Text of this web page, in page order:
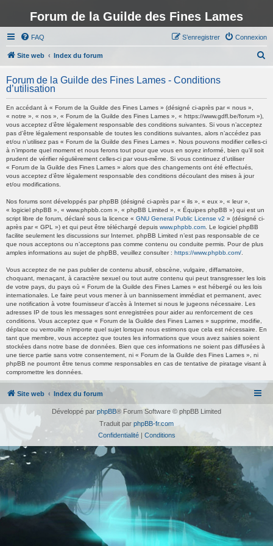
Forum de la Guilde des Fines Lames
FAQ Connexion
S’enregistrer
Site web Index du forum
h
c
Forum de la Guilde des Fines Lames - Conditions
d’utilisation
En accédant à « Forum de la Guilde des Fines Lames » (désigné ci-après par « nous »,
« notre », « nos », « Forum de la Guilde des Fines Lames », « https://www.gdfl.be/forum »),
vous acceptez d’être légalement responsable des conditions suivantes. Si vous n’acceptez
pas d’être légalement responsable de toutes les conditions suivantes, alors n’accédez pas
et/ou n’utilisez pas « Forum de la Guilde des Fines Lames ». Nous pouvons modifier celles-ci
à n’importe quel moment et nous ferons tout pour que vous en soyez informé, bien qu’il soit
prudent de vérifier régulièrement celles-ci par vous-même. Si vous continuez d’utiliser
« Forum de la Guilde des Fines Lames » alors que des changements ont été effectués,
vous acceptez d’être légalement responsable des conditions découlant des mises à jour
et/ou modifications.
Nos forums sont développés par phpBB (désigné ci-après par « ils », « eux », « leur »,
« logiciel phpBB », « www.phpbb.com », « phpBB Limited », « Équipes phpBB ») qui est un
script libre de forum, déclaré sous la licence « GNU General Public License v2 » (désigné ci-
après par « GPL ») et qui peut être téléchargé depuis www.phpbb.com . Le logiciel phpBB
facilite seulement les discussions sur Internet. phpBB Limited n’est pas responsable de ce
que nous acceptons ou n’acceptons pas comme contenu ou conduite permis. Pour de plus
amples informations au sujet de phpBB, veuillez consulter : https://www.phpbb.com/
Vous acceptez de ne pas publier de contenu abusif, obscène, vulgaire, diffamatoire,
choquant, menaçant, à caractère sexuel ou tout autre contenu qui peut transgresser les lois
de votre pays, du pays où « Forum de la Guilde des Fines Lames » est hébergé ou les lois
internationales. Le faire peut vous mener à un bannissement immédiat et permanent, avec
une notification à votre fournisseur d’accès à Internet si nous le jugeons nécessaire. Les
adresses IP de tous les messages sont enregistrées pour aider au renforcement de ces
conditions. Vous acceptez que « Forum de la Guilde des Fines Lames » supprime, modifie,
déplace ou verrouille n’importe quel sujet lorsque nous estimons que cela est nécessaire. En
tant que membre, vous acceptez que toutes les informations que vous avez saisies soient
stockées dans notre base de données. Bien que ces informations ne soient pas diffusées à
une tierce partie sans votre consentement, ni « Forum de la Guilde des Fines Lames », ni
phpBB ne pourront être tenus comme responsables en cas de tentative de piratage visant à
compromettre les données.
Site web Index du forum
Développé par phpBB® Forum Software © phpBB Limited
Traduit par phpBB-fr.com
Confidentialité| Conditions